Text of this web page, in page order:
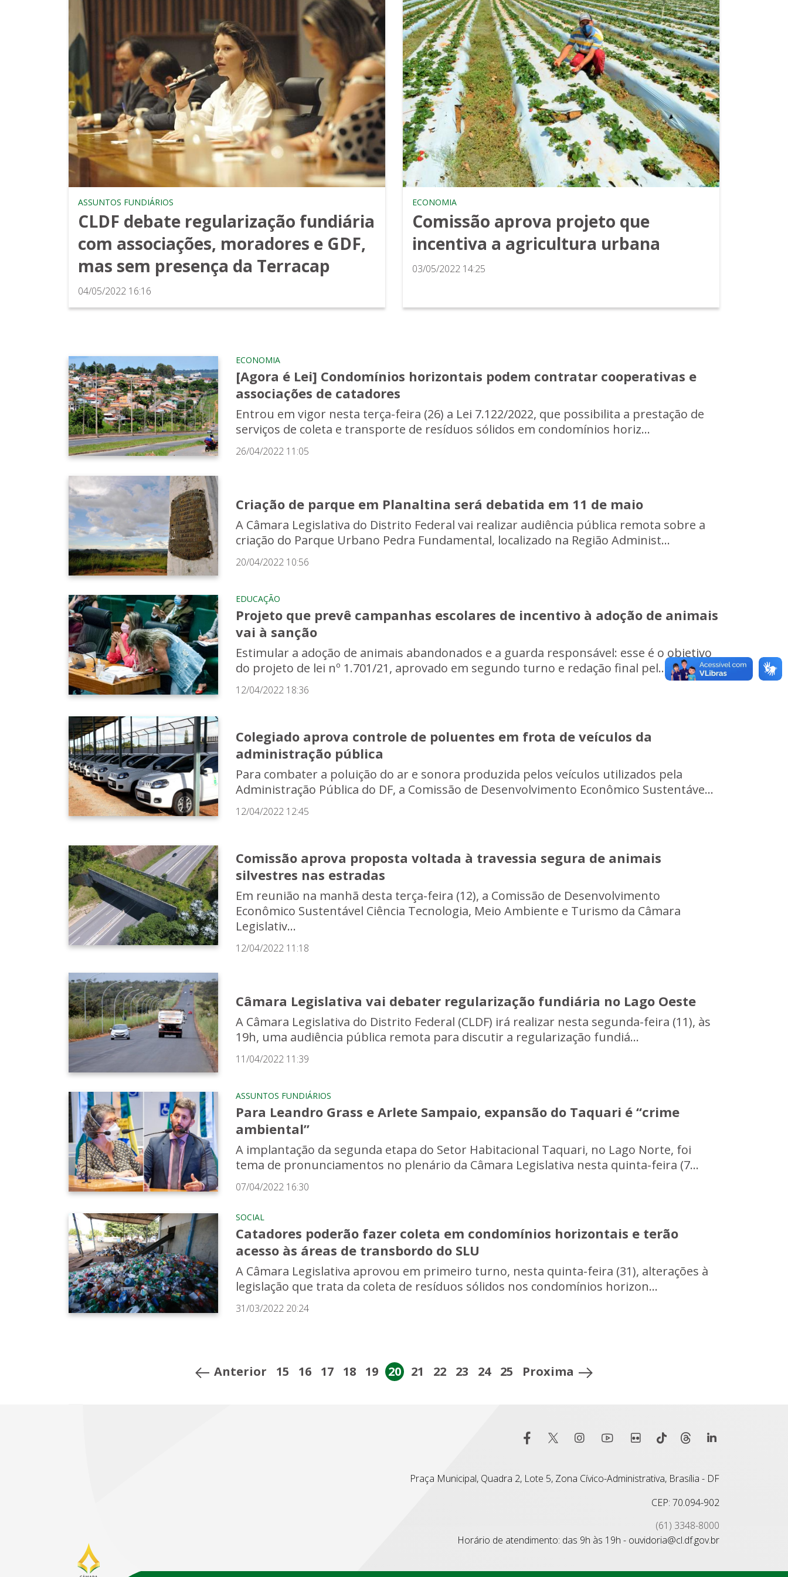
ASSUNTOS FUNDIÁRIOS
CLDF debate regularização fundiária
com associações, moradores e GDF,
mas sem presença da Terracap
04/05/2022 16:16
ECONOMIA
Comissão aprova projeto que
incentiva a agricultura urbana
03/05/2022 14:25
ECONOMIA
[Agora é Lei] Condomínios horizontais podem contratar cooperativas e
associações de catadores
Entrou em vigor nesta terça-feira (26) a Lei 7.122/2022, que possibilita a prestação de
serviços de coleta e transporte de resíduos sólidos em condomínios horiz...
26/04/2022 11:05
Criação de parque em Planaltina será debatida em 11 de maio
A Câmara Legislativa do Distrito Federal vai realizar audiência pública remota sobre a
criação do Parque Urbano Pedra Fundamental, localizado na Região Administ...
20/04/2022 10:56
EDUCAÇÃO
Projeto que prevê campanhas escolares de incentivo à adoção de animais
vai à sanção
Estimular a adoção de animais abandonados e a guarda responsável: esse é o objetivo
do projeto de lei nº 1.701/21, aprovado em segundo turno e redação final pel...
12/04/2022 18:36
Colegiado aprova controle de poluentes em frota de veículos da
administração pública
Para combater a poluição do ar e sonora produzida pelos veículos utilizados pela
Administração Pública do DF, a Comissão de Desenvolvimento Econômico Sustentáve...
12/04/2022 12:45
Comissão aprova proposta voltada à travessia segura de animais
silvestres nas estradas
Em reunião na manhã desta terça-feira (12), a Comissão de Desenvolvimento
Econômico Sustentável Ciência Tecnologia, Meio Ambiente e Turismo da Câmara
Legislativ...
12/04/2022 11:18
Câmara Legislativa vai debater regularização fundiária no Lago Oeste
A Câmara Legislativa do Distrito Federal (CLDF) irá realizar nesta segunda-feira (11), às
19h, uma audiência pública remota para discutir a regularização fundiá...
11/04/2022 11:39
ASSUNTOS FUNDIÁRIOS
Para Leandro Grass e Arlete Sampaio, expansão do Taquari é “crime
ambiental”
A implantação da segunda etapa do Setor Habitacional Taquari, no Lago Norte, foi
tema de pronunciamentos no plenário da Câmara Legislativa nesta quinta-feira (7...
07/04/2022 16:30
SOCIAL
Catadores poderão fazer coleta em condomínios horizontais e terão
acesso às áreas de transbordo do SLU
A Câmara Legislativa aprovou em primeiro turno, nesta quinta-feira (31), alterações à
legislação que trata da coleta de resíduos sólidos nos condomínios horizon...
31/03/2022 20:24
Anterior 15 16 17 18 19 20 21 22 23 24 25 Proxima
Praça Municipal, Quadra 2, Lote 5, Zona Cívico-Administrativa, Brasília - DF
CEP: 70.094-902
(61) 3348-8000
Horário de atendimento: das 9h às 19h - ouvidoria@cl.df.gov.br